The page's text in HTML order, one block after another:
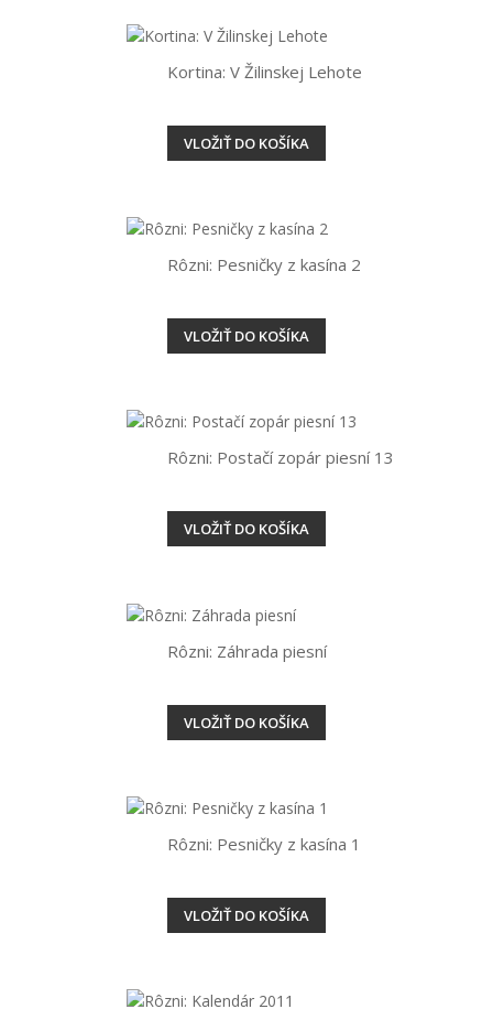
Kortina: V Žilinskej Lehote
VLOŽIŤ DO KOŠÍKA
Rôzni: Pesničky z kasína 2
VLOŽIŤ DO KOŠÍKA
Rôzni: Postačí zopár piesní 13
VLOŽIŤ DO KOŠÍKA
Rôzni: Záhrada piesní
VLOŽIŤ DO KOŠÍKA
Rôzni: Pesničky z kasína 1
VLOŽIŤ DO KOŠÍKA